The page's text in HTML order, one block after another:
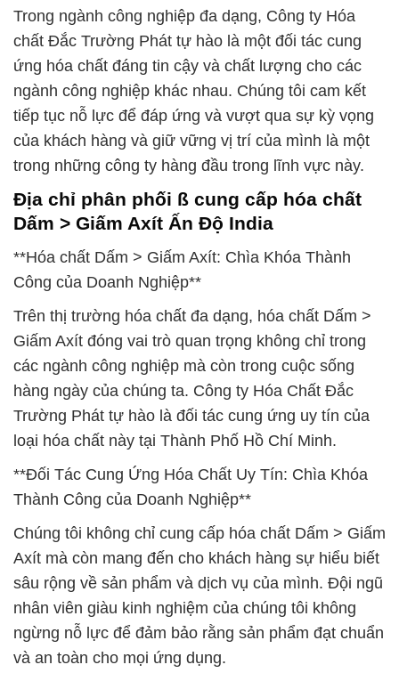
Trong ngành công nghiệp đa dạng, Công ty Hóa
chất Đắc Trường Phát tự hào là một đối tác cung
ứng hóa chất đáng tin cậy và chất lượng cho các
ngành công nghiệp khác nhau. Chúng tôi cam kết
tiếp tục nỗ lực để đáp ứng và vượt qua sự kỳ vọng
của khách hàng và giữ vững vị trí của mình là một
trong những công ty hàng đầu trong lĩnh vực này.
Địa chỉ phân phối ß cung cấp hóa chất
Dấm > Giấm Axít Ấn Độ India
**Hóa chất Dấm > Giấm Axít: Chìa Khóa Thành
Công của Doanh Nghiệp**
Trên thị trường hóa chất đa dạng, hóa chất Dấm >
Giấm Axít đóng vai trò quan trọng không chỉ trong
các ngành công nghiệp mà còn trong cuộc sống
hàng ngày của chúng ta. Công ty Hóa Chất Đắc
Trường Phát tự hào là đối tác cung ứng uy tín của
loại hóa chất này tại Thành Phố Hồ Chí Minh.
**Đối Tác Cung Ứng Hóa Chất Uy Tín: Chìa Khóa
Thành Công của Doanh Nghiệp**
Chúng tôi không chỉ cung cấp hóa chất Dấm > Giấm
Axít mà còn mang đến cho khách hàng sự hiểu biết
sâu rộng về sản phẩm và dịch vụ của mình. Đội ngũ
nhân viên giàu kinh nghiệm của chúng tôi không
ngừng nỗ lực để đảm bảo rằng sản phẩm đạt chuẩn
và an toàn cho mọi ứng dụng.